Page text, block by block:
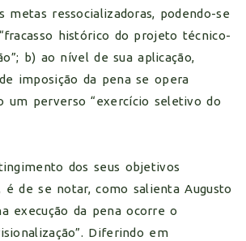
metas ressocializadoras, podendo-se
histórico do projeto técnico-
b) ao nível de sua aplicação,
imposição da pena se opera
um perverso “exercício seletivo do
dos seus objetivos
é de se notar, como salienta Augusto
execução da pena ocorre o
Diferindo em